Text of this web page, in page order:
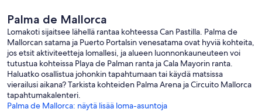
Palma de Mallorca
Lomakoti sijaitsee lähellä rantaa kohteessa Can Pastilla. Palma de
Mallorcan satama ja Puerto Portalsin venesatama ovat hyviä kohteita,
jos etsit aktiviteetteja lomallesi, ja alueen luonnonkauneuteen voi
tutustua kohteissa Playa de Palman ranta ja Cala Mayorin ranta.
Haluatko osallistua johonkin tapahtumaan tai käydä matsissa
vierailusi aikana? Tarkista kohteiden Palma Arena ja Circuito Mallorca
tapahtumakalenteri.
Palma de Mallorca: näytä lisää loma-asuntoja